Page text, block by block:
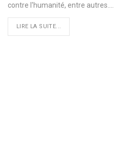
contre l'humanité, entre autres.
LIRE LA SUITE...